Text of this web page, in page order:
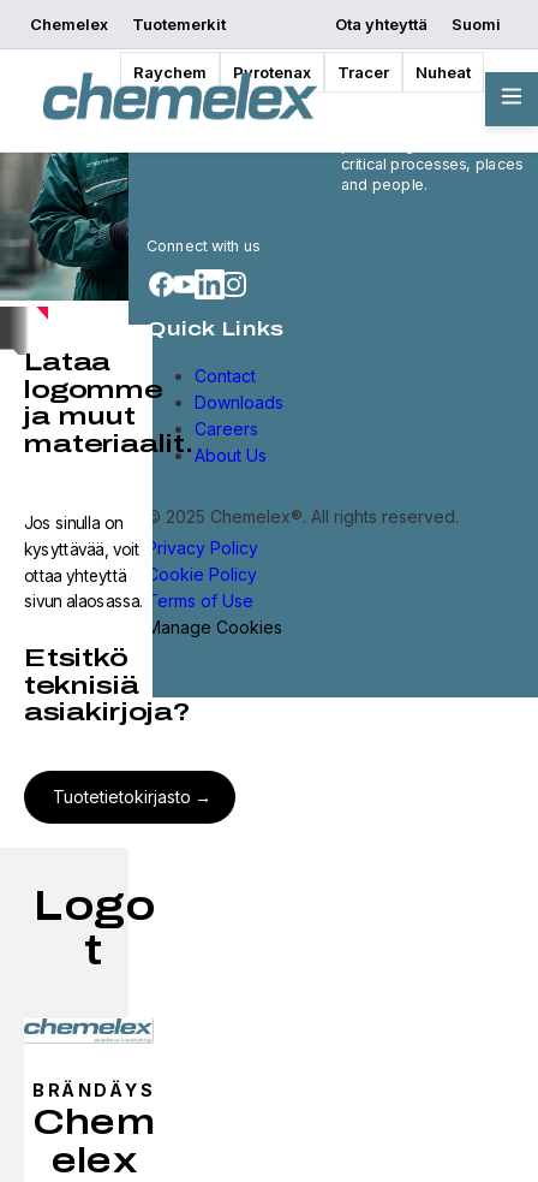
Chemelex Tuotemerkit
Raychem Pyrotenax Tracer Nuheat
Ota yhteyttä Suomi
Lataa
logomme
ja muut
materiaalit.
Jos sinulla on
kysyttävää, voit
ottaa yhteyttä
sivun alaosassa.
Etsitkö
teknisiä
asiakirjoja?
Tuotetietokirjasto
Logo
t
BRÄNDÄYS
Chem
elex
leader in electric thermal
and sensing solutions,
critical processes, places
and people.
Connect with us
Quick Links
Contact
Downloads
Careers
About Us
© 2025 Chemelex®. All rights reserved.
Privacy Policy
Cookie Policy
Terms of Use
Manage Cookies